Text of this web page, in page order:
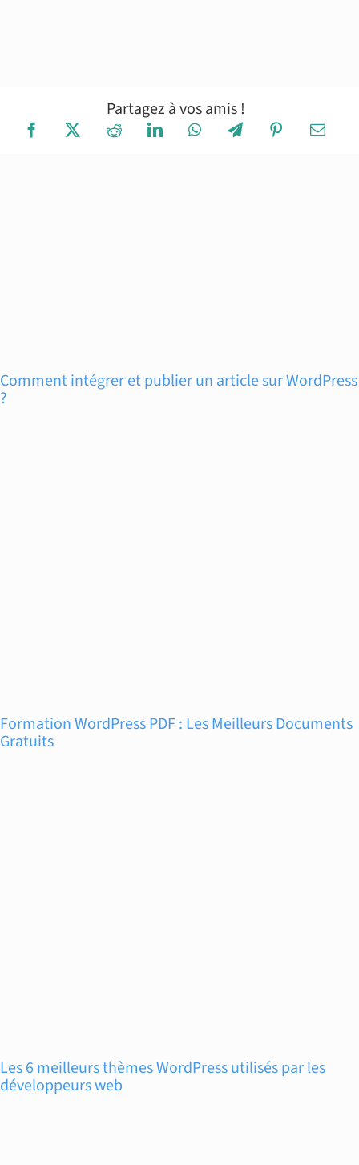
Partagez à vos amis !
Comment intégrer et publier un article sur WordPress
?
Formation WordPress PDF : Les Meilleurs Documents
Gratuits
Les 6 meilleurs thèmes WordPress utilisés par les
développeurs web